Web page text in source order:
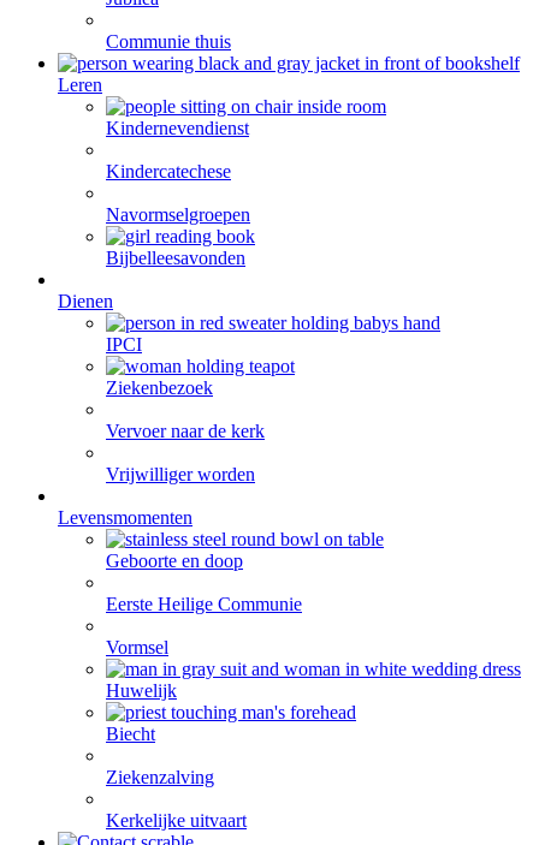
Communie thuis
Leren
Kindernevendienst
Kindercatechese
Navormselgroepen
Bijbelleesavonden
Dienen
IPCI
Ziekenbezoek
Vervoer naar de kerk
Vrijwilliger worden
Levensmomenten
Geboorte en doop
Eerste Heilige Communie
Vormsel
Huwelijk
Biecht
Ziekenzalving
Kerkelijke uitvaart